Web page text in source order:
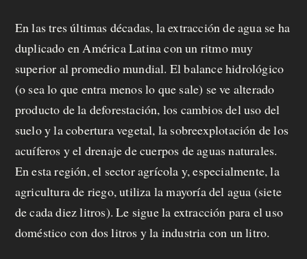
En las tres últimas décadas, la extracción de agua se ha
duplicado en América Latina con un ritmo muy
superior al promedio mundial. El balance hidrológico
(o sea lo que entra menos lo que sale) se ve alterado
producto de la deforestación, los cambios del uso del
suelo y la cobertura vegetal, la sobreexplotación de los
acuíferos y el drenaje de cuerpos de aguas naturales.
En esta región, el sector agrícola y, especialmente, la
agricultura de riego, utiliza la mayoría del agua (siete
de cada diez litros). Le sigue la extracción para el uso
doméstico con dos litros y la industria con un litro.